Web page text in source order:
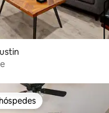
preferidos dos hóspedes